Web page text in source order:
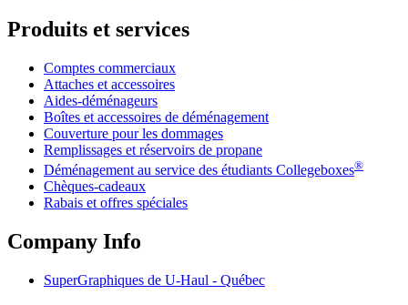
Produits et services
Comptes commerciaux
Attaches et accessoires
Aides-déménageurs
Boîtes et accessoires de déménagement
Couverture pour les dommages
Remplissages et réservoirs de propane
Déménagement au service des étudiants Collegeboxes®
Chèques-cadeaux
Rabais et offres spéciales
Company Info
SuperGraphiques de U-Haul - Québec